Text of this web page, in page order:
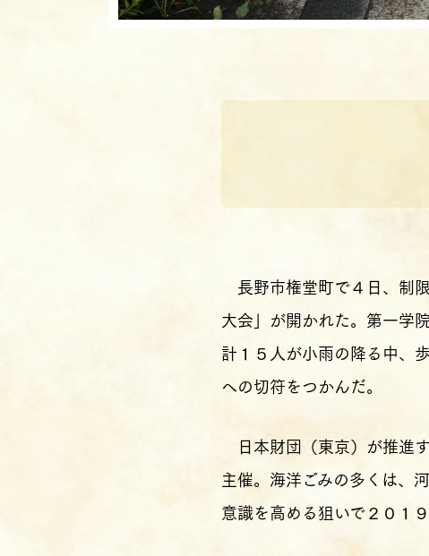
長野市権堂町で４日、制
大会」が開かれた。第一学
計１５人が小雨の降る中、
への切符をつかんだ。
日本財団（東京）が推進
主催。海洋ごみの多くは、
意識を高める狙いで２０１